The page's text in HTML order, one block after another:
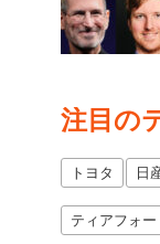
注目の
トヨタ 日
ティアフォー